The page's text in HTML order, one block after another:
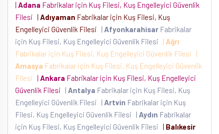
| Adana Fabrikalar için Kuş Filesi, Kuş Engelleyici Güvenlik
Filesi | Adıyaman Fabrikalar için Kuş Filesi, Kuş
Engelleyici Güvenlik Filesi
| Afyonkarahisar Fabrikalar
için Kuş Filesi, Kuş Engelleyici Güvenlik Filesi
| Ağrı
Fabrikalar için Kuş Filesi, Kuş Engelleyici Güvenlik Filesi
|
Amasya Fabrikalar için Kuş Filesi, Kuş Engelleyici Güvenlik
Filesi | Ankara Fabrikalar için Kuş Filesi, Kuş Engelleyici
Güvenlik Filesi
| Antalya Fabrikalar için Kuş Filesi, Kuş
Engelleyici Güvenlik Filesi
| Artvin Fabrikalar için Kuş
Filesi, Kuş Engelleyici Güvenlik Filesi
| Aydın Fabrikalar
için Kuş Filesi, Kuş Engelleyici Güvenlik Filesi | Balıkesir